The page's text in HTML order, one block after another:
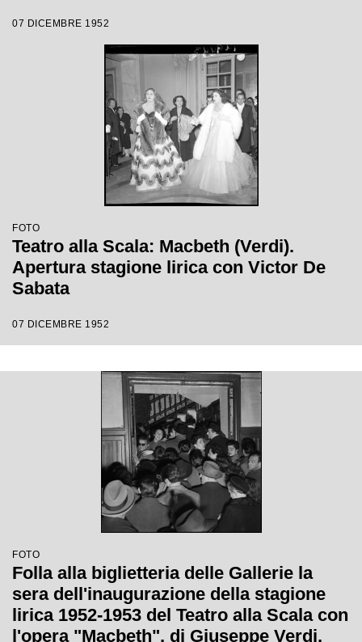
Ebert
07 DICEMBRE 1952
FOTO
Teatro alla Scala: Macbeth (Verdi).
Apertura stagione lirica con Victor De
Sabata
07 DICEMBRE 1952
FOTO
Folla alla biglietteria delle Gallerie la
sera dell'inaugurazione della stagione
lirica 1952-1953 del Teatro alla Scala con
l'opera "Macbeth", di Giuseppe Verdi,